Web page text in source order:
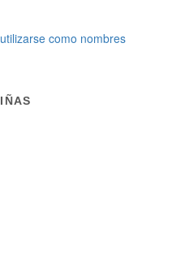
como nombres